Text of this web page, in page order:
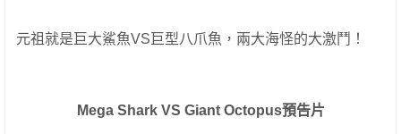
元祖就是巨大鯊魚VS巨型八爪魚，兩大海怪的大激鬥！
Mega Shark VS Giant Octopus預告片